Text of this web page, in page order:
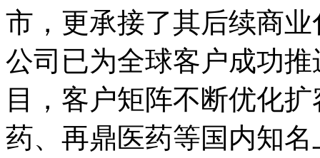
市，更承接了其后续商
公司已为全球客户成功
目，客户矩阵不断优化
药、再鼎医药等国内知